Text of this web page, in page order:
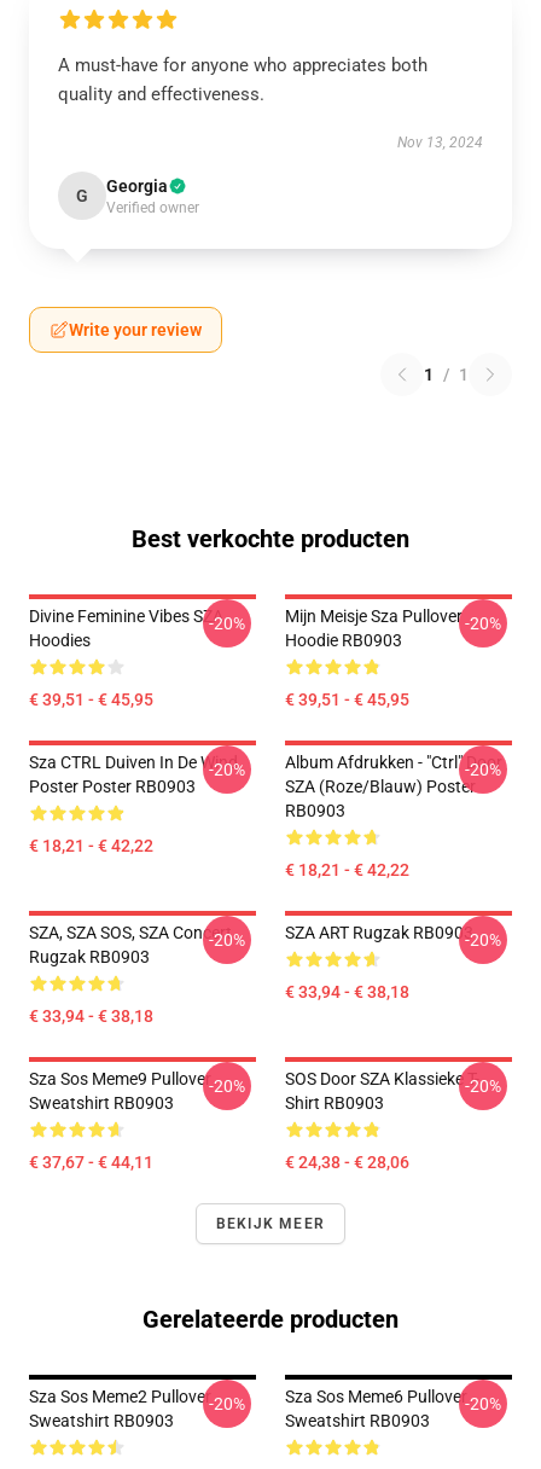
A must-have for anyone who appreciates both
quality and effectiveness.
Nov 13, 2024
G Georgia
Verified owner
Write your review
1 / 1
Best verkochte producten
Divine Feminine Vibes SZA
Hoodies
€ 39,51 - € 45,95
-20%
Mijn Meisje Sza Pullover
Hoodie RB0903
€ 39,51 - € 45,95
-20%
Sza CTRL Duiven In De Wind
Poster Poster RB0903
€ 18,21 - € 42,22
-20%
Album Afdrukken - "Ctrl" Door
SZA (Roze/blauw) Poster
RB0903
€ 18,21 - € 42,22
-20%
SZA, SZA SOS, SZA Concert
Rugzak RB0903
€ 33,94 - € 38,18
-20% SZA ART Rugzak RB0903
€ 33,94 - € 38,18
-20%
Sza Sos Meme9 Pullover
Sweatshirt RB0903
€ 37,67 - € 44,11
-20%
SOS Door SZA Klassieke T-
Shirt RB0903
€ 24,38 - € 28,06
-20%
BEKIJK MEER
Gerelateerde producten
Sza Sos Meme2 Pullover
Sweatshirt RB0903
-20%
Sza Sos Meme6 Pullover
Sweatshirt RB0903
-20%